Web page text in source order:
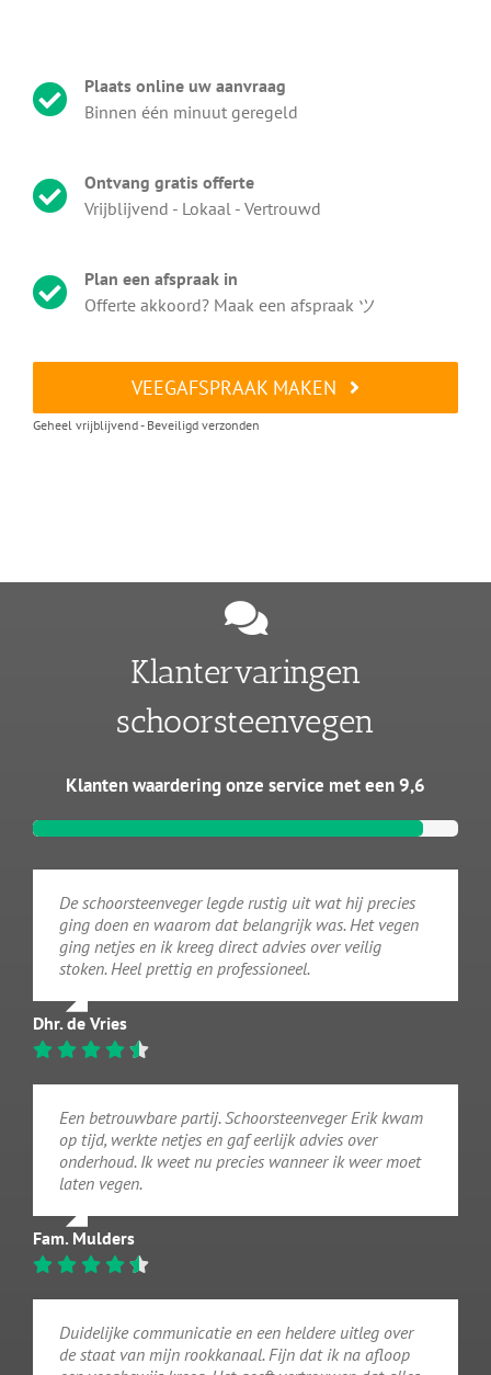
Plaats online uw aanvraag
Binnen één minuut geregeld
Ontvang gratis offerte
Vrijblijvend - Lokaal - Vertrouwd
Plan een afspraak in
Offerte akkoord? Maak een afspraak ツ
VEEGAFSPRAAK MAKEN
Geheel vrijblijvend - Beveiligd verzonden
Klantervaringen
schoorsteenvegen
Klanten waardering onze service met een 9,6
De schoorsteenveger legde rustig uit wat hij precies
ging doen en waarom dat belangrijk was. Het vegen
ging netjes en ik kreeg direct advies over veilig
stoken. Heel prettig en professioneel.
Dhr. de Vries
Een betrouwbare partij. Schoorsteenveger Erik kwam
op tijd, werkte netjes en gaf eerlijk advies over
onderhoud. Ik weet nu precies wanneer ik weer moet
laten vegen.
Fam. Mulders
Duidelijke communicatie en een heldere uitleg over
de staat van mijn rookkanaal. Fijn dat ik na afloop